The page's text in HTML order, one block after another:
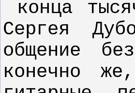
конца
Сергея
общение
конечно